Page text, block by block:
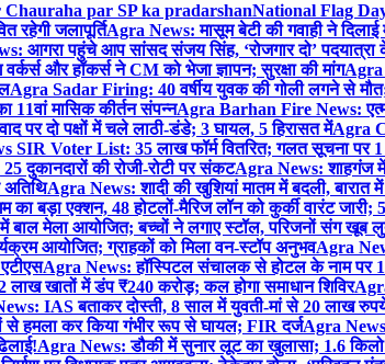
par SP ka pradarshanNational Flag
रहेगी जलापूर्तिAgra News: मासूम बेटी की गवाही ने
आगरा पहुंचे आप सांसद संजय सिंह, ‘रोजगार दो’ पदयात्रा
और हॉकर्स ने CM को भेजा ज्ञापन; सुरक्षा की मांगAgra
Agra Sadar Firing: 40 वर्षीय युवक की गोली लगने से मौत;
मासिक कीर्तन संपन्नAgra Barhan Fire News:
पर दो पक्षों में चले लाठी-डंडे; 3 घायल, 5 हिरासत मेंAgra
SIR Voter List: 35 लाख फॉर्म वितरित; गलत सूचना पर
दुकानदारों की रोजी-रोटी पर संकटAgra News: शाहगंज
अतिथिAgra News: शादी की खुशियां मातम में बदली, बारात में
का बड़ा एक्शन, 48 होटलों-मैरिज लॉन को कुर्की वारंट जारी;
मेला आयोजित; बच्चों ने लगाए स्टॉल, परिजनों संग खूब
आयोजित; ग्राहकों को मिला वन-स्टॉप अनुभवAgra
Agra News: हॉस्पिटल संचालक से होटल के नाम पर
खातों में डंप ₹240 करोड़; कल होगा समाधान शिविर
IAS बताकर दोस्ती, 8 साल में युवती-मां से 20 लाख
से हमला कर किया गंभीर रूप से घायल; FIR दर्जAgra News:
Agra News: डौकी में सुनार लूट का खुलासा; 1.6 किलो